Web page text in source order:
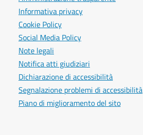
Informativa privacy
Cookie Policy
Social Media Policy
Note legali
Notifica atti giudiziari
Dichiarazione di accessibilità
Segnalazione problemi di accessibilità
Piano di miglioramento del sito